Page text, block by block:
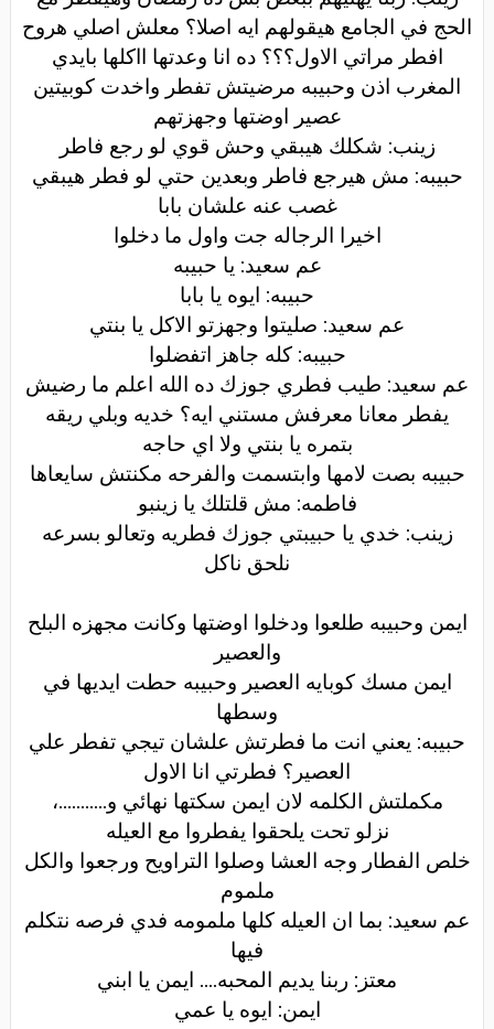
الحج في الجامع هيقولهم ايه اصلا؟ معلش اصلي هروح
افطر مراتي الاول؟؟؟ ده انا وعدتها ااكلها بايدي
المغرب اذن وحبيبه مرضيتش تفطر واخدت كوبيتين
عصير اوضتها وجهزتهم
زينب: شكلك هيبقي وحش قوي لو رجع فاطر
حبيبه: مش هيرجع فاطر وبعدين حتي لو فطر هيبقي
غصب عنه علشان بابا
اخيرا الرجاله جت واول ما دخلوا
عم سعيد: يا حبيبه
حبيبه: ايوه يا بابا
عم سعيد: صليتوا وجهزتو الاكل يا بنتي
حبيبه: كله جاهز اتفضلوا
عم سعيد: طيب فطري جوزك ده الله اعلم ما رضيش
يفطر معانا معرفش مستني ايه؟ خديه وبلي ريقه
بتمره يا بنتي ولا اي حاجه
حبيبه بصت لامها وابتسمت والفرحه مكنتش سايعاها
فاطمه: مش قلتلك يا زينبو
زينب: خدي يا حبيبتي جوزك فطريه وتعالو بسرعه
نلحق ناكل
ايمن وحبيبه طلعوا ودخلوا اوضتها وكانت مجهزه البلح
والعصير
ايمن مسك كوبايه العصير وحبيبه حطت ايديها في
وسطها
حبيبه: يعني انت ما فطرتش علشان تيجي تفطر علي
العصير؟ فطرتي انا الاول
مكملتش الكلمه لان ايمن سكتها نهائي و...........،
نزلو تحت يلحقوا يفطروا مع العيله
خلص الفطار وجه العشا وصلوا التراويح ورجعوا والكل
ملموم
عم سعيد: بما ان العيله كلها ملمومه فدي فرصه نتكلم
فيها
معتز: ربنا يديم المحبه.... ايمن يا ابني
ايمن: ايوه يا عمي